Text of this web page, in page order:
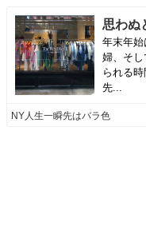
年末年
婦、そ
られる
先...
NY人生一瞬先はバラ色